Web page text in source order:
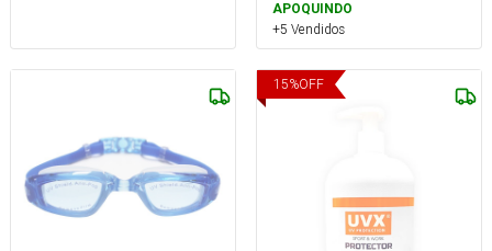
APOQUINDO
+5 Vendidos
15%OFF